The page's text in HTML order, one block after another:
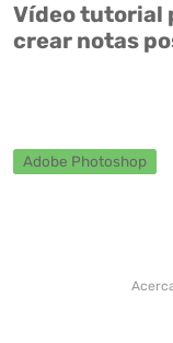
Vídeo tutorial
crear notas
Adobe Photoshop